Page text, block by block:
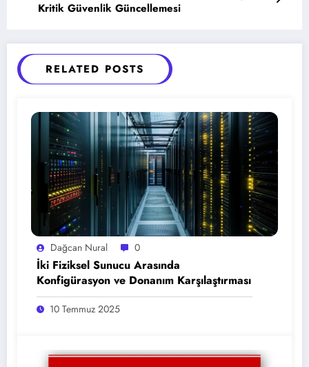
Kritik Güvenlik Güncellemesi
RELATED POSTS
Dağcan Nural 0
İki Fiziksel Sunucu Arasında
Konfigürasyon ve Donanım Karşılaştırması
10 Temmuz 2025